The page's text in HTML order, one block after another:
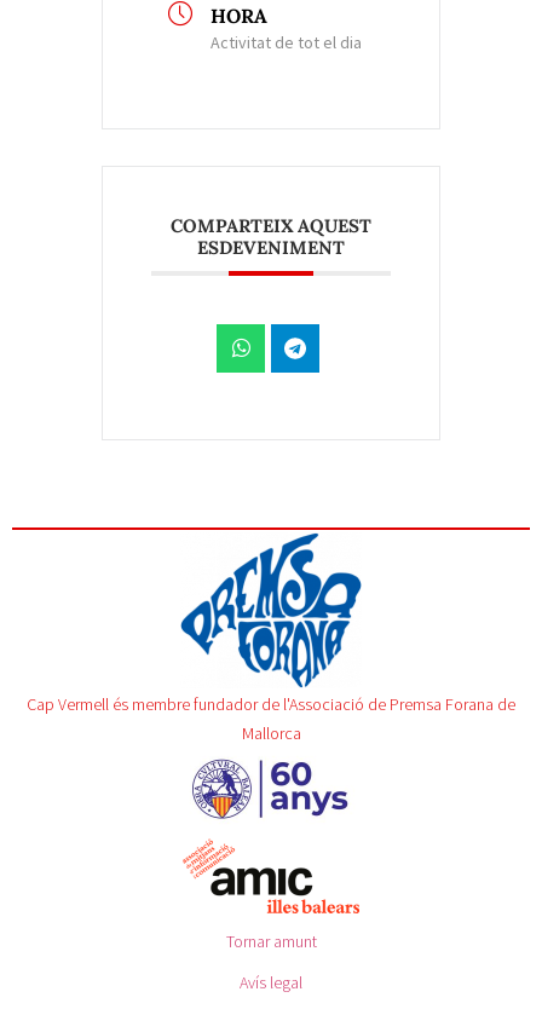
HORA
Activitat de tot el dia
COMPARTEIX AQUEST
ESDEVENIMENT
Cap Vermell és membre fundador de l'Associació de Premsa Forana de
Mallorca
Tornar amunt
Avís legal